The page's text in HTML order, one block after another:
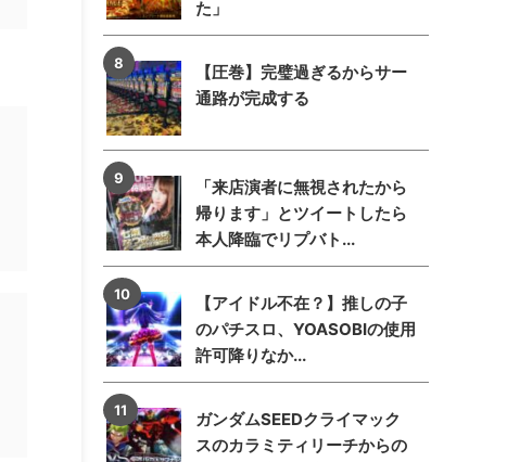
た」
【圧巻】完璧過ぎるからサー
通路が完成する
「来店演者に無視されたから
帰ります」とツイートしたら
本人降臨でリプバト...
【アイドル不在？】推しの子
のパチスロ、YOASOBIの使用
許可降りなか...
ガンダムSEEDクライマック
スのカラミティリーチからの